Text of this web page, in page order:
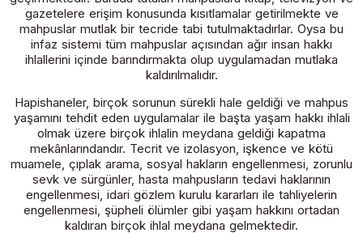
gazetelere erişim konusunda kısıtlamalar getirilmekte ve
mahpuslar mutlak bir tecride tabi tutulmaktadırlar. Oysa bu
infaz sistemi tüm mahpuslar açısından ağır insan hakkı
ihlallerini içinde barındırmakta olup uygulamadan mutlaka
kaldırılmalıdır.
Hapishaneler, birçok sorunun sürekli hale geldiği ve mahpus
yaşamını tehdit eden uygulamalar ile başta yaşam hakkı ihlali
olmak üzere birçok ihlalin meydana geldiği kapatma
mekânlarındandır. Tecrit ve izolasyon, işkence ve kötü
muamele, çıplak arama, sosyal hakların engellenmesi, zorunlu
sevk ve sürgünler, hasta mahpusların tedavi haklarının
engellenmesi, idari gözlem kurulu kararları ile tahliyelerin
engellenmesi, şüpheli ölümler gibi yaşam hakkını ortadan
kaldıran birçok ihlal meydana gelmektedir.